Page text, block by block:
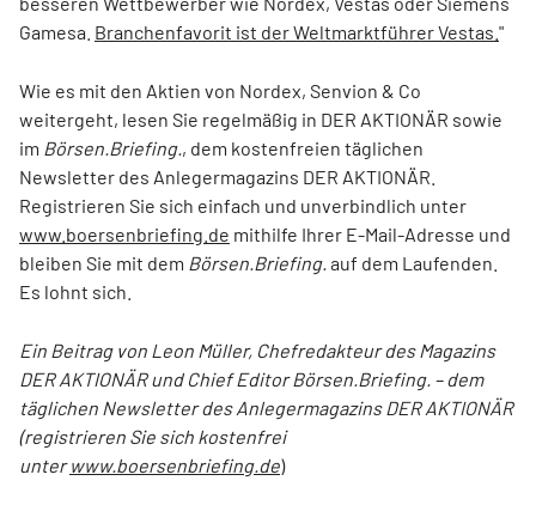
Gamesa. Branchenfavorit ist der Weltmarktführer Vestas. "
Wie es mit den Aktien von Nordex, Senvion & Co
weitergeht, lesen Sie regelmäßig in DER AKTIONÄR sowie
im Börsen.Briefing., dem kostenfreien täglichen
Newsletter des Anlegermagazins DER AKTIONÄR.
Registrieren Sie sich einfach und unverbindlich unter
www.boersenbriefing.de mithilfe Ihrer E-Mail-Adresse und
bleiben Sie mit dem Börsen.Briefing.auf dem Laufenden.
Es lohnt sich.
Ein Beitrag von Leon Müller, Chefredakteur des Magazins
DER AKTIONÄR und Chief Editor Börsen.Briefing. – dem
täglichen Newsletter des Anlegermagazins DER AKTIONÄR
(registrieren Sie sich kostenfrei
unterwww.boersenbriefing.de)